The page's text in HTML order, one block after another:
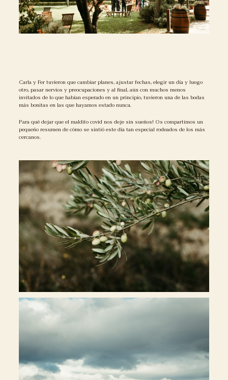
Carla y Fer tuvieron que cambiar planes, ajustar fechas, elegir un día y luego
otro, pasar nervios y preocupaciones y al final, aún con muchos menos
invitados de lo que habían esperado en un principio, tuvieron una de las bodas
más bonitas en las que hayamos estado nunca.
Para qué dejar que el maldito covid nos deje sin sueños! Os compartimos un
pequeño resumen de cómo se sintió este día tan especial rodeados de los más
cercanos.